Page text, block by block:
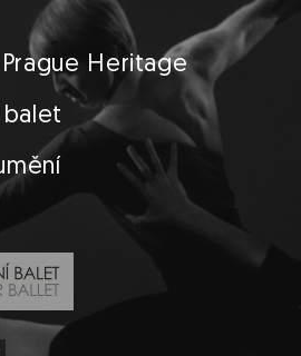
Heritage
balet